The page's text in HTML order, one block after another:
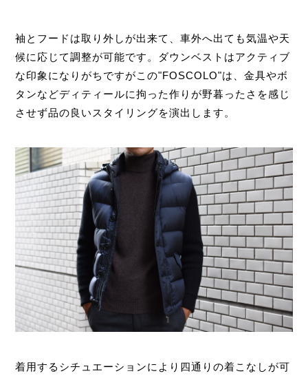
袖とフードは取り外しが出来て、車外へ出ても気温や天
候に応じて調整が可能です。ダウンベストはアクティブ
な印象になりがちですがこの"FOSCOLO"は、金具やボ
タンなどディティールに拘った作りが野暮ったさを感じ
させず品の良いスタイリングを演出します。
着用するシチュエーションにより四通りの着こなしが可